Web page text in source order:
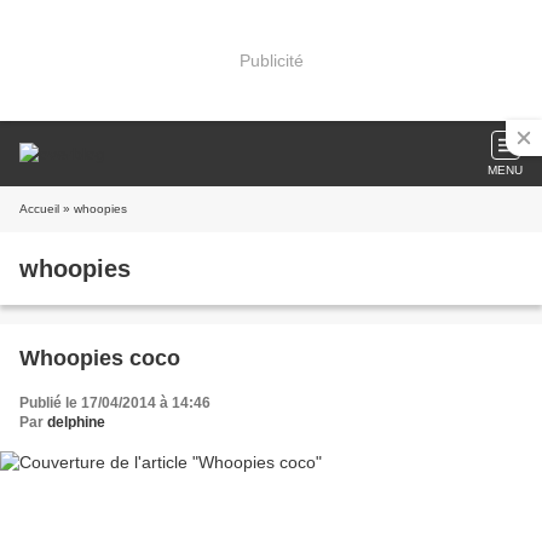
Publicité
MENU
Accueil » whoopies
whoopies
Whoopies coco
Publié le 17/04/2014 à 14:46
Par delphine